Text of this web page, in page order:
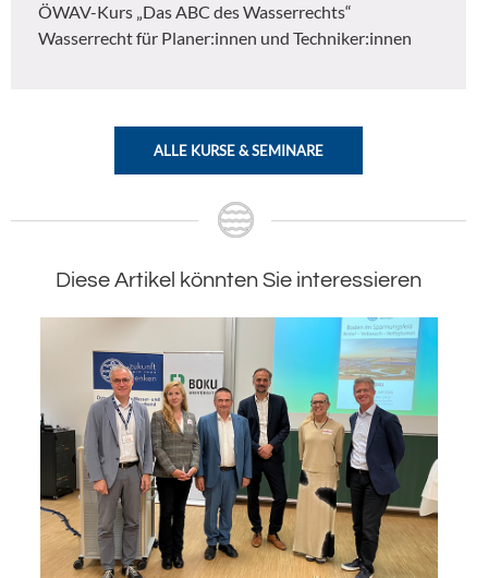
ÖWAV-Kurs „Das ABC des Wasserrechts“
Wasserrecht für Planer:innen und Techniker:innen
ALLE KURSE & SEMINARE
Diese Artikel könnten Sie interessieren